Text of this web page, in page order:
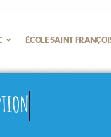
ÉCOLE SAINT